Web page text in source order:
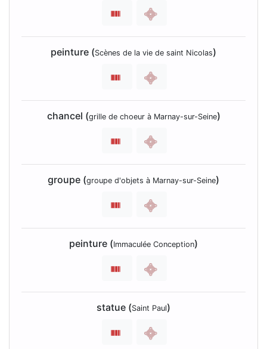
peinture (Scènes de la vie de saint Nicolas)
chancel (grille de choeur à Marnay-sur-Seine)
groupe (groupe d'objets à Marnay-sur-Seine)
peinture (Immaculée Conception)
statue (Saint Paul)